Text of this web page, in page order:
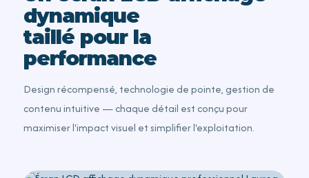
dynamique
taillé pour la
performance
Design récompensé, technologie de pointe, gestion de
contenu intuitive — chaque détail est conçu pour
maximiser l'impact visuel et simplifier l'exploitation.